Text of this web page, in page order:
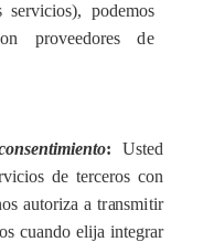
servicios), podemos
proveedoresde
onsentimiento: Usted
cios de terceros con
autoriza a transmitir
cuando elija integrar